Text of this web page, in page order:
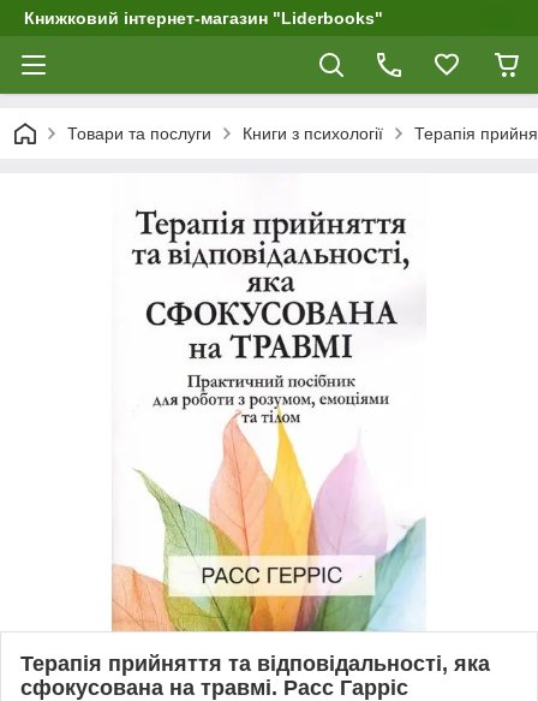
Книжковий інтернет-магазин "Liderbooks"
Товари та послуги Книги з психології Терапія
Терапія прийняття та відповідальності, яка
сфокусована на травмі. Расс Гарріс